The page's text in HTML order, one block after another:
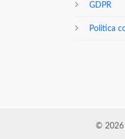
GDPR
Politica
© 2026